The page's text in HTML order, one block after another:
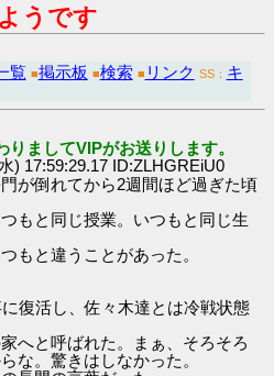
うです
覧 ■掲示板 ■検索 ■ リンク SS： キ
りましてVIPがお送りします。
) 17:59:29.17 ID:ZLHGREiU0
が倒れてから2週間ほど過ぎた頃
もと同じ授業。いつもと同じ生
もと違うことがあった。
復活し、佐々木達とは冷戦状態
へと呼ばれた。まぁ、そろそろ
な。驚きはしなかった。